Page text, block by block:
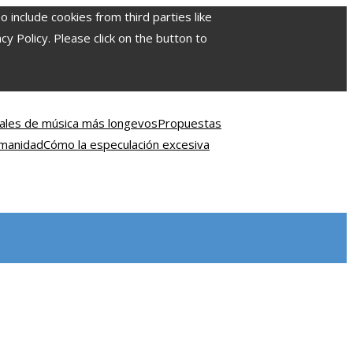
include cookies from third parties like
Policy. Please click on the button to
de música más longevosPropuestas
Cómo la especulación excesiva